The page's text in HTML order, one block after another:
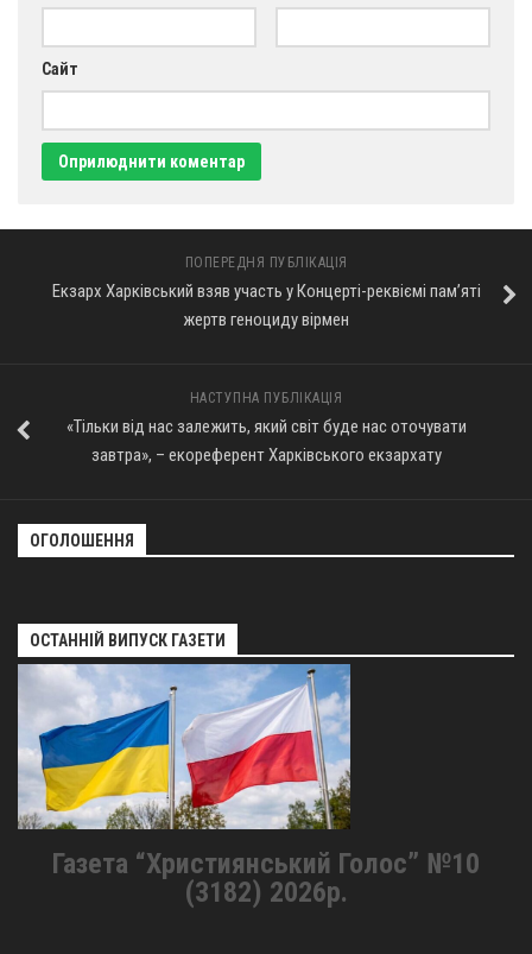
Сайт
ПОПЕРЕДНЯ ПУБЛІКАЦІЯ
Екзарх Харківський взяв участь у Концерті-реквіємі пам’яті
жертв геноциду вірмен
НАСТУПНА ПУБЛІКАЦІЯ
«Тільки від нас залежить, який світ буде нас оточувати
завтра», – екореферент Харківського екзархату
ОГОЛОШЕННЯ
ОСТАННІЙ ВИПУСК ГАЗЕТИ
Газета “Християнський Голос” №10
(3182) 2026р.